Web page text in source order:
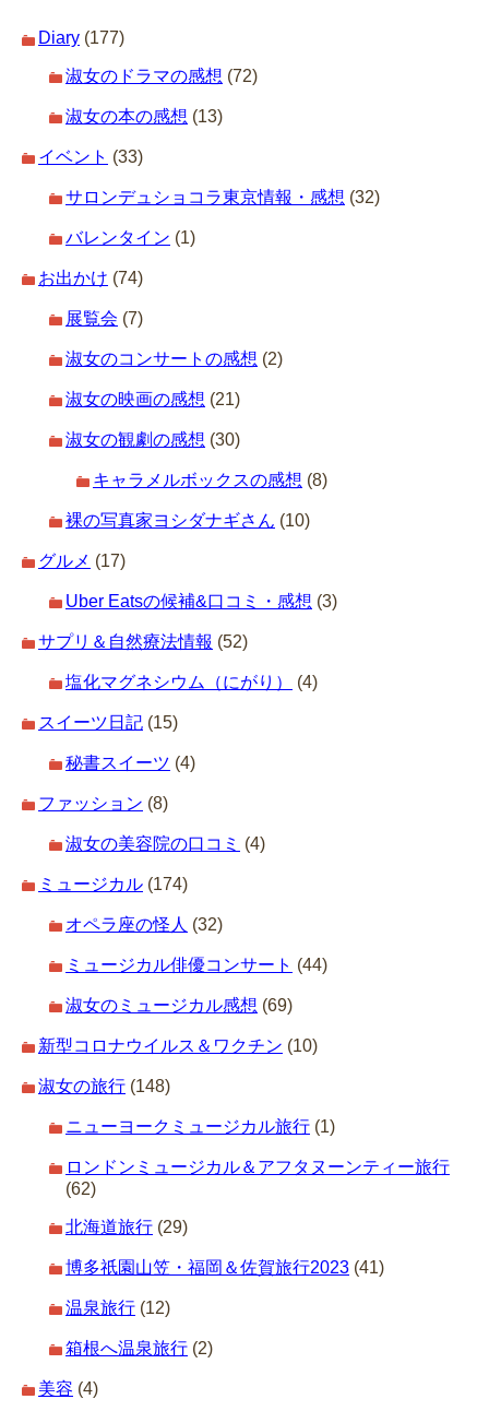
Diary (177)
淑女のドラマの感想 (72)
淑女の本の感想 (13)
イベント (33)
サロンデュショコラ東京情報・感想 (32)
バレンタイン (1)
お出かけ (74)
展覧会 (7)
淑女のコンサートの感想 (2)
淑女の映画の感想 (21)
淑女の観劇の感想 (30)
キャラメルボックスの感想 (8)
裸の写真家ヨシダナギさん (10)
グルメ (17)
Uber Eatsの候補&口コミ・感想 (3)
サプリ＆自然療法情報 (52)
塩化マグネシウム（にがり） (4)
スイーツ日記 (15)
秘書スイーツ (4)
ファッション (8)
淑女の美容院の口コミ (4)
ミュージカル (174)
オペラ座の怪人 (32)
ミュージカル俳優コンサート (44)
淑女のミュージカル感想 (69)
新型コロナウイルス＆ワクチン (10)
淑女の旅行 (148)
ニューヨークミュージカル旅行 (1)
ロンドンミュージカル＆アフタヌーンティー旅行
(62)
北海道旅行 (29)
博多祇園山笠・福岡＆佐賀旅行2023 (41)
温泉旅行 (12)
箱根へ温泉旅行 (2)
美容 (4)